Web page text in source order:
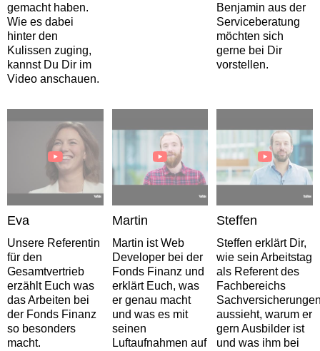
gemacht haben.
Wie es dabei
hinter den
Kulissen zuging,
kannst Du Dir im
Video anschauen.
Benjamin aus der
Serviceberatung
möchten sich
gerne bei Dir
vorstellen.
Eva
Unsere Referentin
für den
Gesamtvertrieb
erzählt Euch was
das Arbeiten bei
der Fonds Finanz
so besonders
macht.
Martin
Martin ist Web
Developer bei der
Fonds Finanz und
erklärt Euch, was
er genau macht
und was es mit
seinen
Luftaufnahmen auf
Steffen
Steffen erklärt Dir,
wie sein Arbeitstag
als Referent des
Fachbereichs
aussieht, warum er
gern Ausbilder ist
und was ihm bei